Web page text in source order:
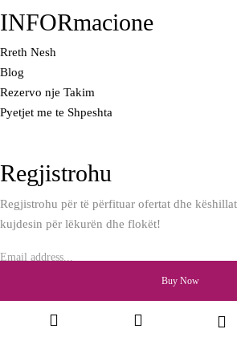
Buy Now
INFORmacione
Rreth Nesh
Blog
Rezervo nje Takim
Pyetjet me te Shpeshta
Regjistrohu
Regjistrohu për të përfituar ofertat dhe
kujdesin për lëkurën dhe flokët!
All rights